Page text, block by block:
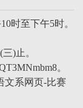
时至下午5时。
)止。
。
文系网页-比赛